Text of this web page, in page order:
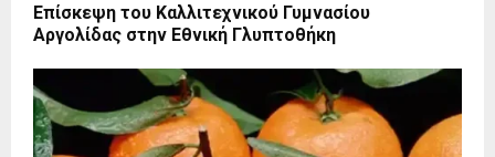
Επίσκεψη του Καλλιτεχνικού Γυμνασίου
Αργολίδας στην Εθνική Γλυπτοθήκη